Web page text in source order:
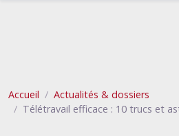
Accueil
Actualités & dossiers
Télétravail efficace : 10 trucs et